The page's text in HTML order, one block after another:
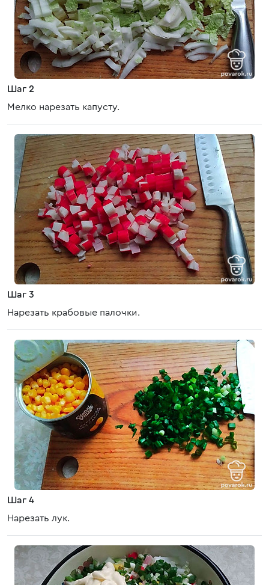
Шаг 2
Мелко нарезать капусту.
Шаг 3
Нарезать крабовые палочки.
Шаг 4
Нарезать лук.